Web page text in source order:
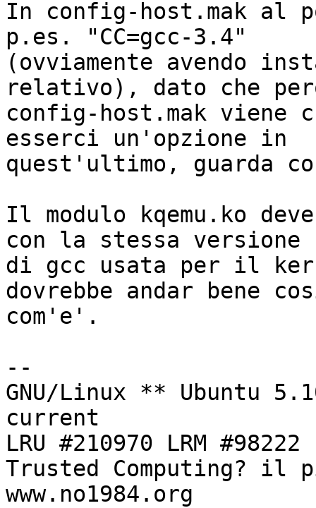
In config-host.mak al
p.es. "CC=gcc-3.4"
(ovviamente avendo
relativo), dato che
config-host.mak viene
esserci un'opzione in
quest'ultimo, guarda
Il modulo kqemu.ko
con la stessa versione
di gcc usata per il
dovrebbe andar bene
com'e'.
--
GNU/Linux ** Ubuntu
current
LRU #210970 LRM
Trusted Computing?
www.no1984.org